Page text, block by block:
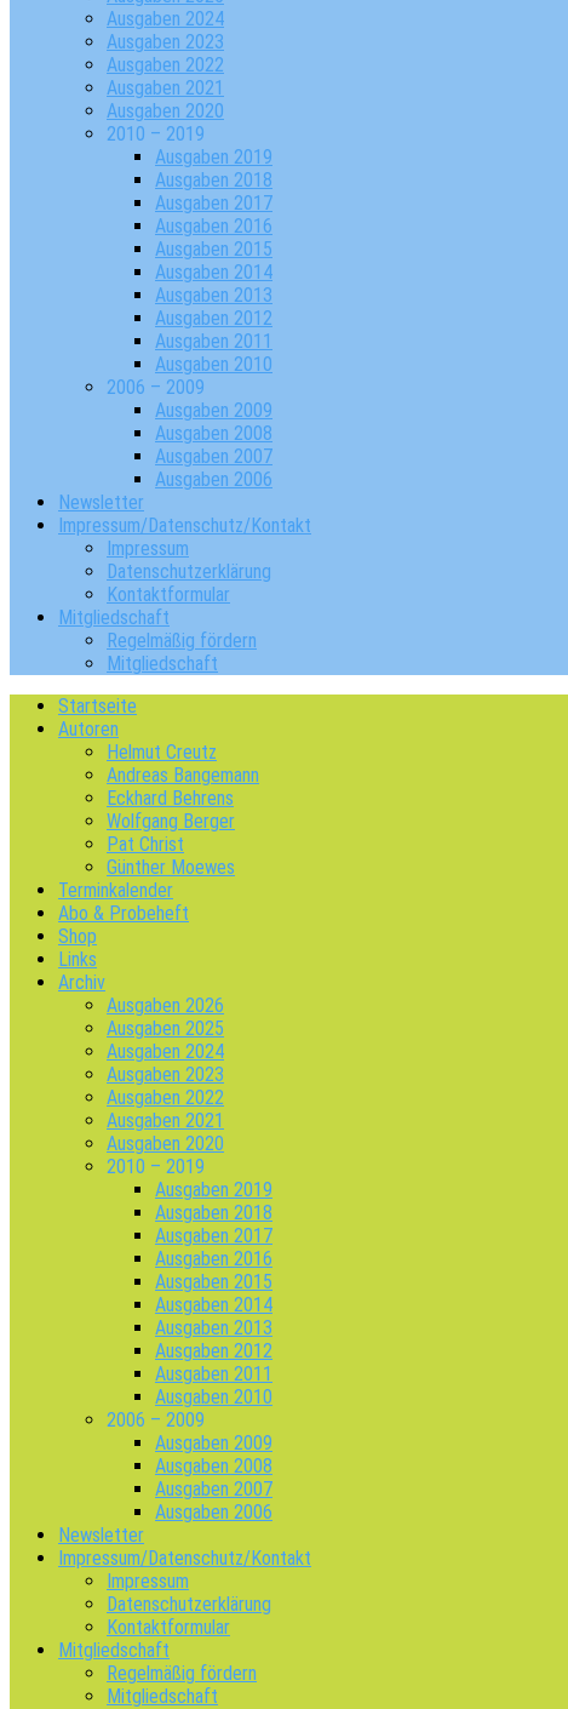
Ausgaben 2024
Ausgaben 2023
Ausgaben 2022
Ausgaben 2021
Ausgaben 2020
2010 – 2019
Ausgaben 2019
Ausgaben 2018
Ausgaben 2017
Ausgaben 2016
Ausgaben 2015
Ausgaben 2014
Ausgaben 2013
Ausgaben 2012
Ausgaben 2011
Ausgaben 2010
2006 – 2009
Ausgaben 2009
Ausgaben 2008
Ausgaben 2007
Ausgaben 2006
Newsletter
Impressum/Datenschutz/Kontakt
Impressum
Datenschutzerklärung
Kontaktformular
Mitgliedschaft
Regelmäßig fördern
Mitgliedschaft
Startseite
Autoren
Helmut Creutz
Andreas Bangemann
Eckhard Behrens
Wolfgang Berger
Pat Christ
Günther Moewes
Terminkalender
Abo & Probeheft
Shop
Links
Archiv
Ausgaben 2026
Ausgaben 2025
Ausgaben 2024
Ausgaben 2023
Ausgaben 2022
Ausgaben 2021
Ausgaben 2020
2010 – 2019
Ausgaben 2019
Ausgaben 2018
Ausgaben 2017
Ausgaben 2016
Ausgaben 2015
Ausgaben 2014
Ausgaben 2013
Ausgaben 2012
Ausgaben 2011
Ausgaben 2010
2006 – 2009
Ausgaben 2009
Ausgaben 2008
Ausgaben 2007
Ausgaben 2006
Newsletter
Impressum/Datenschutz/Kontakt
Impressum
Datenschutzerklärung
Kontaktformular
Mitgliedschaft
Regelmäßig fördern
Mitgliedschaft